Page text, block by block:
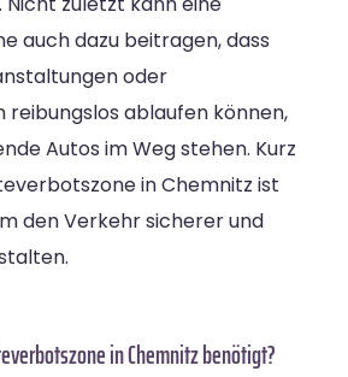
auch dazu beitragen, dass
oder
reibungslos ablaufen können,
Autos im Weg stehen. Kurz
in Chemnitz ist
den Verkehr sicherer und
in Chemnitz benötigt?